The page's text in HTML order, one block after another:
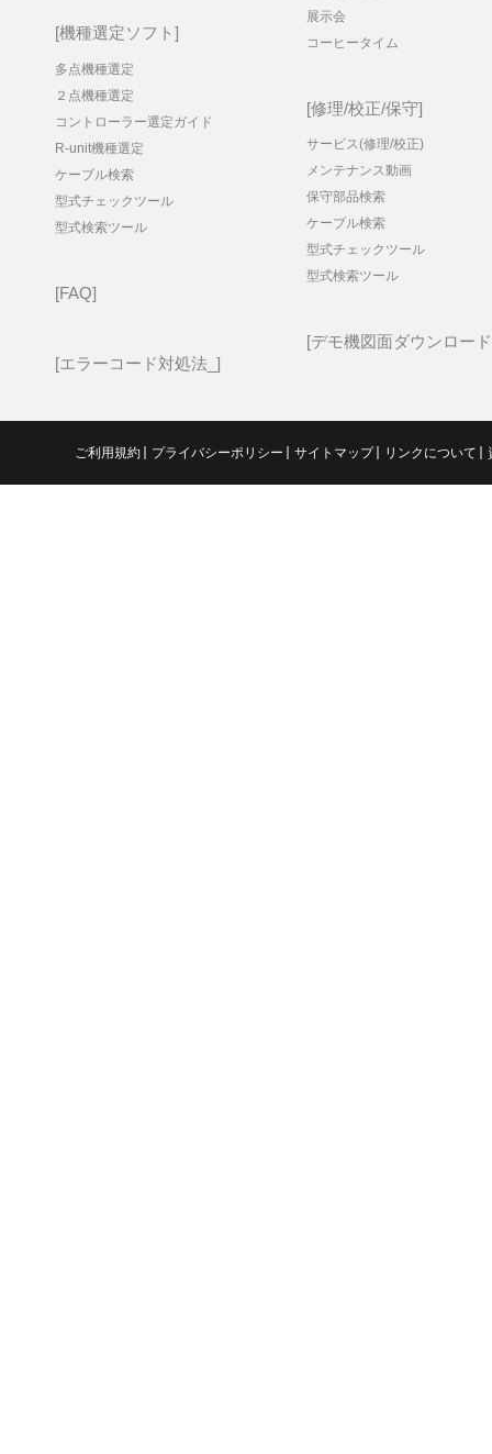
機種選定ソフト
多点機種選定
２点機種選定
コントローラー選定ガイド
R-unit機種選定
ケーブル検索
型式チェックツール
型式検索ツール
FAQ
エラーコード対処法_
展示会
コーヒータイム
修理/校正/保守
サービス(修理/校正)
メンテナンス動画
保守部品検索
ケーブル検索
型式チェックツール
型式検索ツール
デモ機図面ダウンロード
ご利用規約 プライバシーポリシー サイトマップ リンクについて